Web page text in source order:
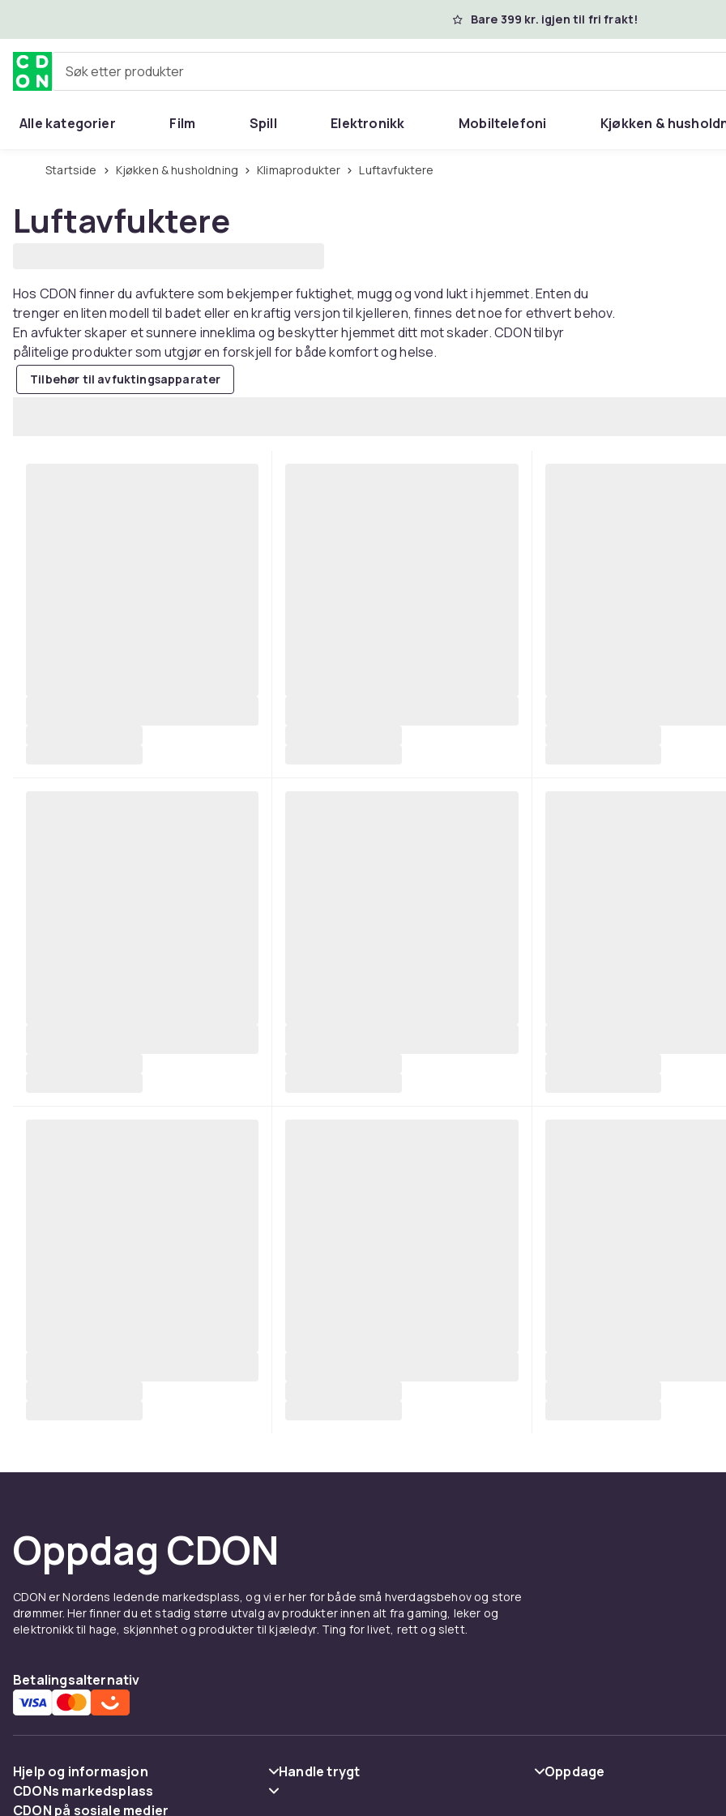
Bare 399 kr. igjen til fri frakt!
Søk etter produkter
Alle kategorier Film Spill Elektronikk Mobiltelefoni Kjøkken &
Startside Kjøkken & husholdning Klimaprodukter Luftavfuktere
Luftavfuktere
Hos CDON finner du avfuktere som bekjemper fuktighet, mugg og vond lukt i hjemmet. Enten du
trenger en liten modell til badet eller en kraftig versjon til kjelleren, finnes det noe for ethvert behov.
En avfukter skaper et sunnere inneklima og beskytter hjemmet ditt mot skader. CDON tilbyr
pålitelige produkter som utgjør en forskjell for både komfort og helse.
Tilbehør til avfuktingsapparater
Oppdag CDON
CDON er Nordens ledende markedsplass, og vi er her for både små hverdagsbehov og store
drømmer. Her finner du et stadig større utvalg av produkter innen alt fra gaming, leker og
elektronikk til hage, skjønnhet og produkter til kjæledyr. Ting for livet, rett og slett.
Betalingsalternativ
Hjelp og informasjon
Vanlige spørsmål
Handle trygt
Oppdage
CDONs markedsplass
CDON på sosiale medier